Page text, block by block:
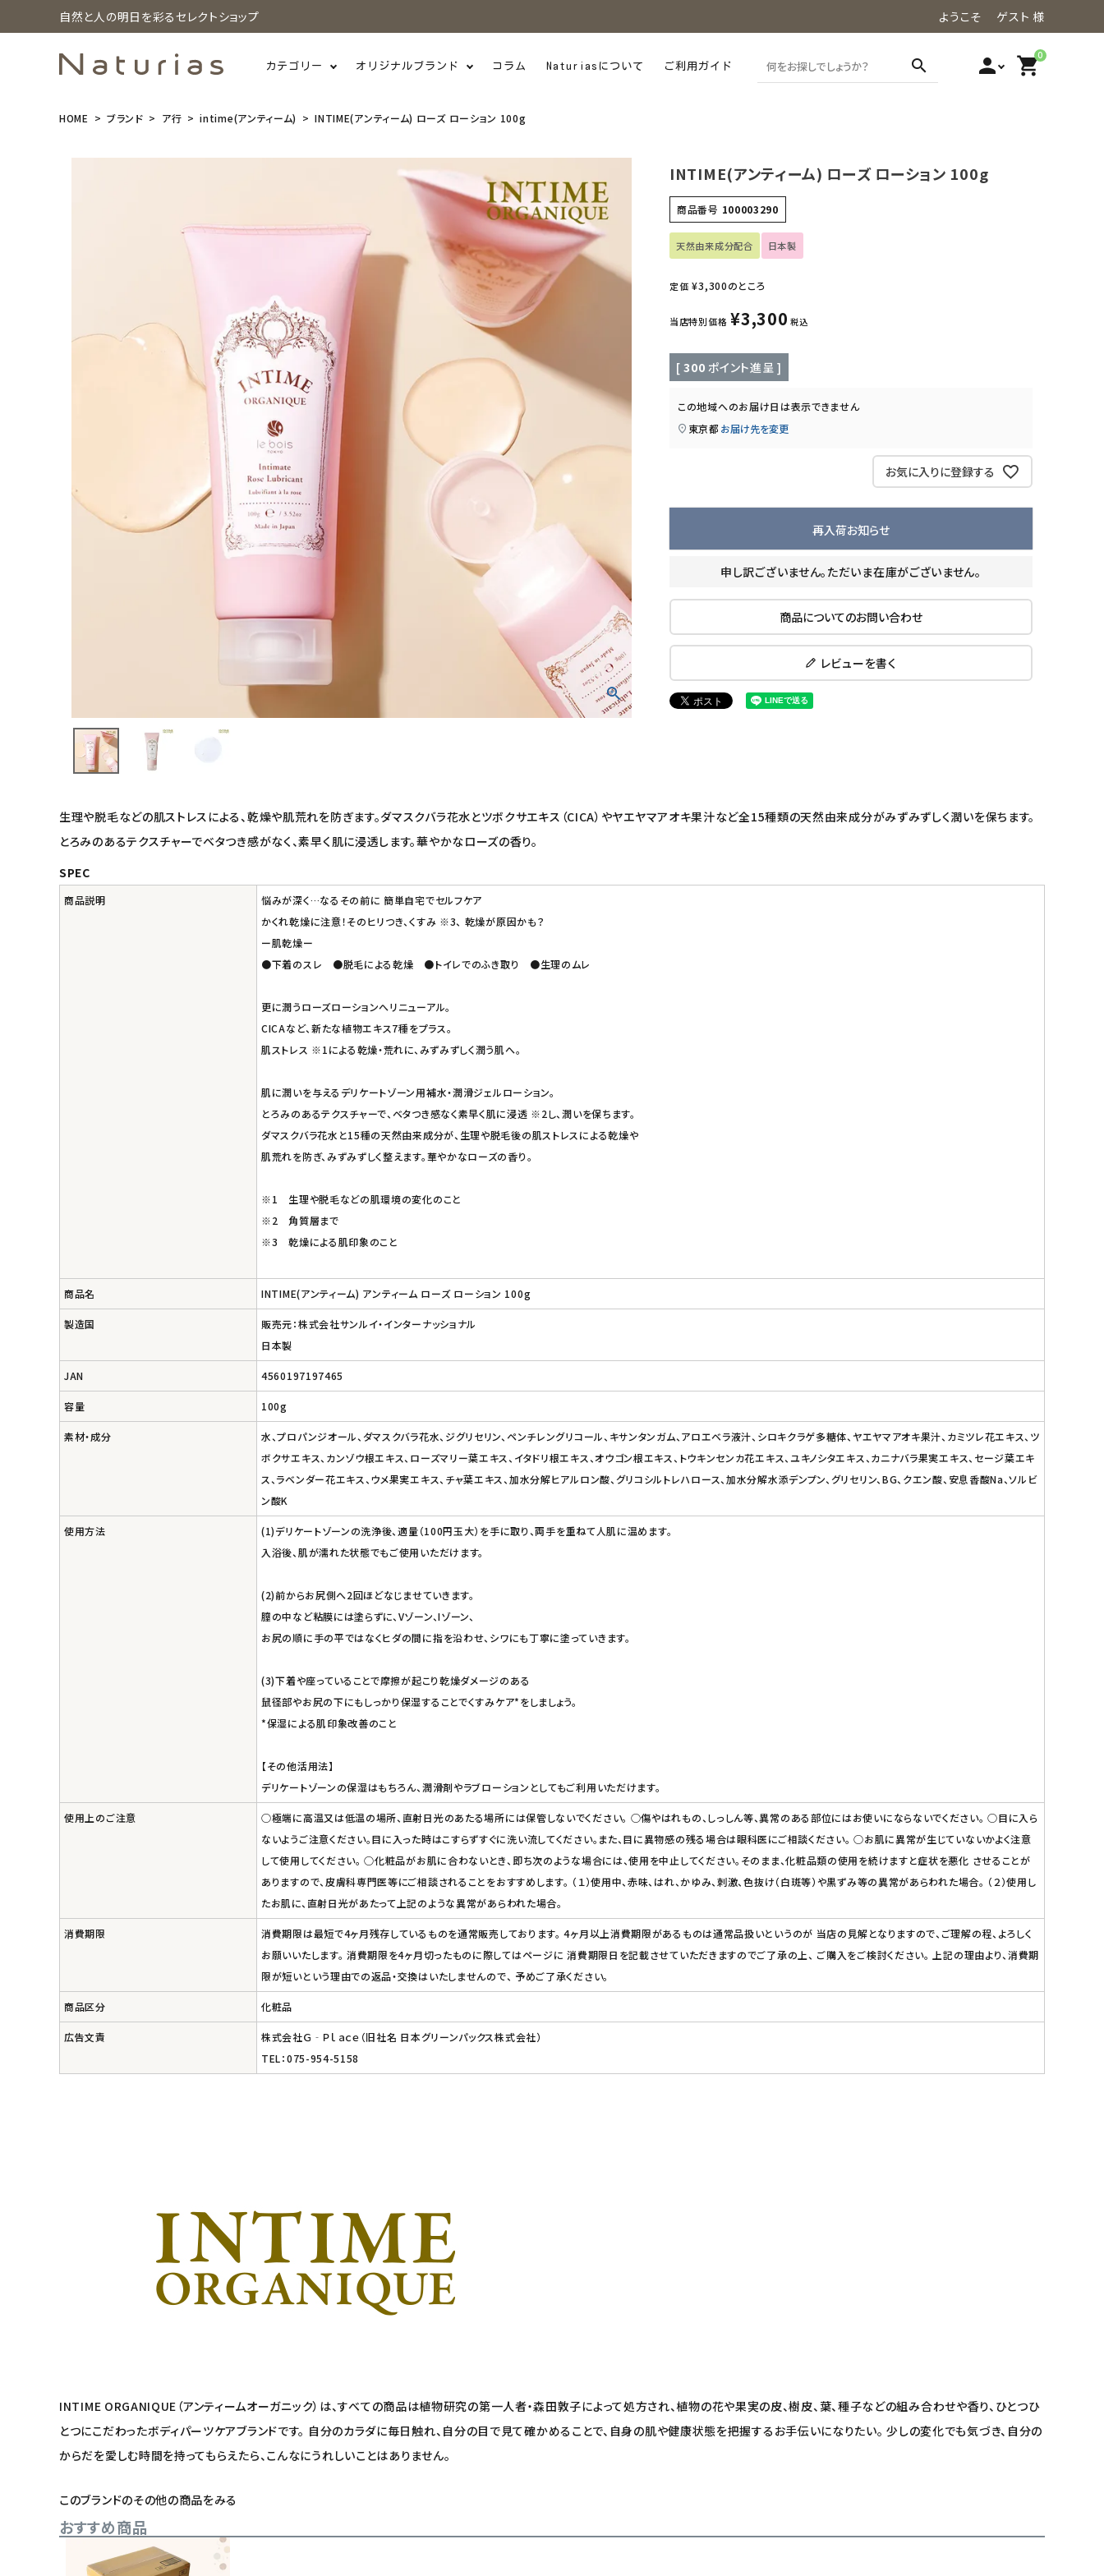
自然と人の明日を彩るセレクトショップ ようこそ ゲスト 様
カテゴリー オリジナルブランド コラム Naturiasについて ご利用ガイド search person 0
shopping_cart
カテゴリーから探す
インナー・下着・ナイトウェア
キッズ・ベビー・マタニティ
キッチン用品
コラム・スタッフのおすすめ
ご利用ガイド等
アカウント情報
ようこそ ゲスト 様
ログイン person 会員登録
HOME ブランド ア行 intime(アンティーム) INTIME(アンティーム) ローズ ローション 100g
INTIME(アンティーム) ローズ ローション 100g
商品番号 100003290
天然由来成分配合 日本製
定価 ¥3,300のところ
当店特別価格 ¥3,300 税込
[ 300 ポイント進呈 ]
この地域へのお届け日は表示できません
東京都 お届け先を変更
お気に入りに登録する
再入荷お知らせ
申し訳ございません。ただいま在庫がございません。
商品についてのお問い合わせ
レビューを書く
生理や脱毛などの肌ストレスによる、乾燥や肌荒れを防ぎます。ダマスクバラ花水とツボクサエキス（CICA）やヤエヤマアオキ果汁など全15種類の天然由来成分がみずみずしく潤いを保ちます。
とろみのあるテクスチャーでベタつき感がなく、素早く肌に浸透します。華やかなローズの香り。
SPEC
商品説明
悩みが深く…なるその前に 簡単自宅でセルフケア
かくれ乾燥に注意！そのヒリつき、くすみ ※3、 乾燥が原因かも？
ー肌乾燥ー
●下着のスレ ●脱毛による乾燥 ●トイレでのふき取り ●生理のムレ
更に潤うローズローションへリニューアル。
CICAなど、新たな植物エキス7種をプラス。
肌ストレス ※1による乾燥・荒れに、みずみずしく潤う肌へ。
肌に潤いを与えるデリケートゾーン用補水・潤滑ジェルローション。
とろみのあるテクスチャーで、ベタつき感なく素早く肌に浸透 ※2し、潤いを保ちます。
ダマスクバラ花水と15種の天然由来成分が、生理や脱毛後の肌ストレスによる乾燥や
肌荒れを防ぎ、みずみずしく整えます。華やかなローズの香り。
※1 生理や脱毛などの肌環境の変化のこと
※2 角質層まで
※3 乾燥による肌印象のこと
商品名 INTIME(アンティーム) アンティーム ローズ ローション 100g
製造国
販売元：株式会社サンルイ・インターナッショナル
日本製
JAN 4560197197465
容量 100g
素材・成分
水、プロパンジオール、ダマスクバラ花水、ジグリセリン、ペンチレングリコール、キサンタンガム、アロエベラ液汁、シロキクラゲ多糖体、ヤエヤマアオキ果汁、カミツレ花エキス、ツ
ボクサエキス、カンゾウ根エキス、ローズマリー葉エキス、イタドリ根エキス、オウゴン根エキス、トウキンセンカ花エキス、ユキノシタエキス、カニナバラ果実エキス、セージ葉エキ
ス、ラベンダー花エキス、ウメ果実エキス、チャ葉エキス、加水分解ヒアルロン酸、グリコシルトレハロース、加水分解水添デンプン、グリセリン、BG、クエン酸、安息香酸Na、ソルビ
ン酸K
使用方法
(1)デリケートゾーンの洗浄後、適量（100円玉大）を手に取り、両手を重ねて人肌に温めます。
入浴後、肌が濡れた状態でもご使用いただけます。
(2)前からお尻側へ2回ほどなじませていきます。
膣の中など粘膜には塗らずに、Vゾーン、Iゾーン、
お尻の順に手の平ではなくヒダの間に指を沿わせ、シワにも丁寧に塗っていきます。
(3)下着や座っていることで摩擦が起こり乾燥ダメージのある
鼠径部やお尻の下にもしっかり保湿することでくすみケア*をしましょう。
*保湿による肌印象改善のこと
【その他活用法】
デリケートゾーンの保湿はもちろん、潤滑剤やラブローションとしてもご利用いただけます。
使用上のご注意
○極端に高温又は低温の場所、直射日光のあたる場所には保管しないでください。 ○傷やはれもの、しっしん等、異常のある部位にはお使いにならないでください。 ○目に入ら
ないようご注意ください。目に入った時はこすらずすぐに洗い流してください。また、目に異物感の残る場合は眼科医にご相談ください。 ○お肌に異常が生じていないかよく注意
して使用してください。 ○化粧品がお肌に合わないとき、即ち次のような場合には、使用を中止してください。そのまま、化粧品類の使用を続けますと症状を悪化 させることが
ありますので、皮膚科専門医等にご相談されることをおすすめします。 （１）使用中、赤味、はれ、かゆみ、刺激、色抜け（白斑等）や黒ずみ等の異常があらわれた場合。 （２）使用し
たお肌に、直射日光があたって上記のような異常があらわれた場合。
消費期限
消費期限は最短で4ヶ月残存しているものを通常販売しております。 4ヶ月以上消費期限があるものは通常品扱いというのが 当店の見解となりますので、ご理解の程、よろしく
お願いいたします。 消費期限を4ヶ月切ったものに際してはページに 消費期限日を記載させていただきますのでご了承の上、 ご購入をご検討ください。 上記の理由より、消費期
限が短いという理由での返品・交換はいたしませんので、 予めご了承ください。
商品区分 化粧品
広告文責
株式会社Ｇ‐Ｐｌａｃｅ（旧社名 日本グリーンパックス株式会社）
TEL：075-954-5158
INTIME ORGANIQUE（アンティームオーガニック）は、すべての商品は植物研究の第一人者・森田敦子によって処方され、植物の花や果実の皮、樹皮、葉、種子などの組み合わせや香り、ひとつひ
とつにこだわったボディパーツケアブランドです。 自分のカラダに毎日触れ、自分の目で見て確かめることで、自身の肌や健康状態を把握するお手伝いになりたい。 少しの変化でも気づき、自分の
からだを愛しむ時間を持ってもらえたら、こんなにうれしいことはありません。
このブランドのその他の商品をみる
おすすめ商品